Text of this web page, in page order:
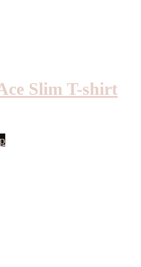
Slim T-shirt